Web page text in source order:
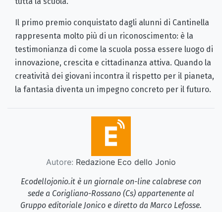
Il primo premio conquistato dagli alunni di Cantinella
rappresenta molto più di un riconoscimento: è la
testimonianza di come la scuola possa essere luogo di
innovazione, crescita e cittadinanza attiva. Quando la
creatività dei giovani incontra il rispetto per il pianeta,
la fantasia diventa un impegno concreto per il futuro.
Autore: Redazione Eco dello Jonio
Ecodellojonio.it è un giornale on-line calabrese con
sede a Corigliano-Rossano (Cs) appartenente al
Gruppo editoriale Jonico e diretto da Marco Lefosse.